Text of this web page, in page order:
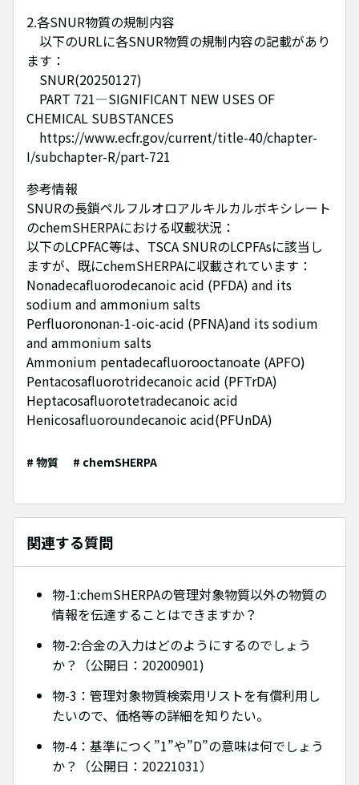
2.各SNUR物質の規制内容
以下のURLに各SNUR物質の規制内容の記載があり
ます：
SNUR(20250127)
PART 721—SIGNIFICANT NEW USES OF
CHEMICAL SUBSTANCES
https://www.ecfr.gov/current/title-40/chapter-
I/subchapter-R/part-721
参考情報
SNURの長鎖ペルフルオロアルキルカルボキシレート
のchemSHERPAにおける収載状況：
以下のLCPFAC等は、TSCA SNURのLCPFAsに該当し
ますが、既にchemSHERPAに収載されています：
Nonadecafluorodecanoic acid (PFDA) and its
sodium and ammonium salts
Perfluorononan-1-oic-acid (PFNA)and its sodium
and ammonium salts
Ammonium pentadecafluorooctanoate (APFO)
Pentacosafluorotridecanoic acid (PFTrDA)
Heptacosafluorotetradecanoic acid
Henicosafluoroundecanoic acid(PFUnDA)
# 物質 # chemSHERPA
関連する質問
物-1:chemSHERPAの管理対象物質以外の物質の
情報を伝達することはできますか？
物-2:合金の入力はどのようにするのでしょう
か？（公開日：20200901)
物-3：管理対象物質検索用リストを有償利用し
たいので、価格等の詳細を知りたい。
物-4：基準につく”1”や”D”の意味は何でしょう
か？（公開日：20221031）